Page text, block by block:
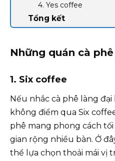
4. Yes coffee
Tổng kết
Những quán cà
1. Six coffee
Nếu nhắc cà phê làng
không điểm qua Six
phê mang phong cách
gian rộng nhiều bàn. Ở
thể lựa chọn thoải mái vị